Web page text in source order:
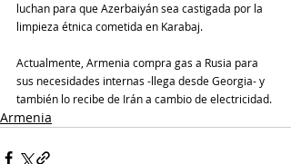
luchan para que Azerbaiyán sea castigada por la
limpieza étnica cometida en Karabaj.
Actualmente, Armenia compra gas a Rusia para
sus necesidades internas -llega desde Georgia- y
también lo recibe de Irán a cambio de electricidad.
Armenia